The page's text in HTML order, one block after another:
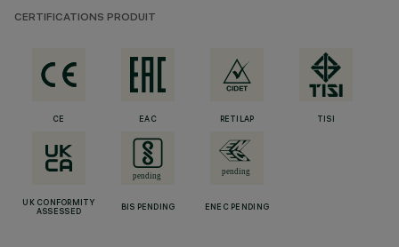
CERTIFICATIONS PRODUIT
CE EAC RETILAP TISI
UK CONFORMITY
ASSESSED
BIS PENDING ENEC PENDING